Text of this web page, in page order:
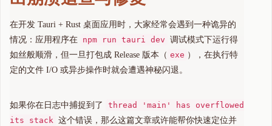
在开发 Tauri + Rust 桌面应用时，大家经常会遇到一种诡异的
情况：应用程序在 npm run tauri dev 调试模式下运行得
如丝般顺滑，但一旦打包成 Release 版本（ exe ），在执行特
定的文件 I/O 或异步操作时就会遭遇神秘闪退。
如果你在日志中捕捉到了
thread 'main' has overflowed
its stack 这个错误，那么这篇文章或许能帮你快速定位并